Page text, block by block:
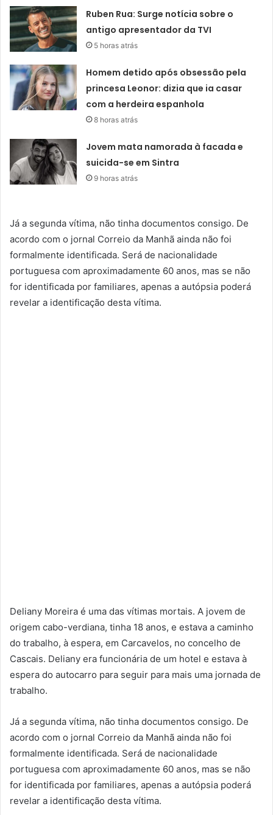
Ruben Rua: Surge notícia sobre o
antigo apresentador da TVI
5 horas atrás
Homem detido após obsessão pela
princesa Leonor: dizia que ia casar
com a herdeira espanhola
8 horas atrás
Jovem mata namorada à facada e
suicida-se em Sintra
9 horas atrás
Já a segunda vítima, não tinha documentos consigo. De
acordo com o jornal Correio da Manhã ainda não foi
formalmente identificada. Será de nacionalidade
portuguesa com aproximadamente 60 anos, mas se não
for identificada por familiares, apenas a autópsia poderá
revelar a identificação desta vítima.
Deliany Moreira é uma das vítimas mortais. A jovem de
origem cabo-verdiana, tinha 18 anos, e estava a caminho
do trabalho, à espera, em Carcavelos, no concelho de
Cascais. Deliany era funcionária de um hotel e estava à
espera do autocarro para seguir para mais uma jornada de
trabalho.
Já a segunda vítima, não tinha documentos consigo. De
acordo com o jornal Correio da Manhã ainda não foi
formalmente identificada. Será de nacionalidade
portuguesa com aproximadamente 60 anos, mas se não
for identificada por familiares, apenas a autópsia poderá
revelar a identificação desta vítima.